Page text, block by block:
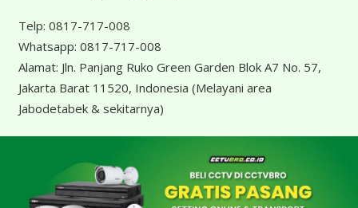
Telp: 0817-717-008
Whatsapp: 0817-717-008
Alamat: Jln. Panjang Ruko Green Garden Blok A7 No. 57,
Jakarta Barat 11520, Indonesia (Melayani area
Jabodetabek & sekitarnya)